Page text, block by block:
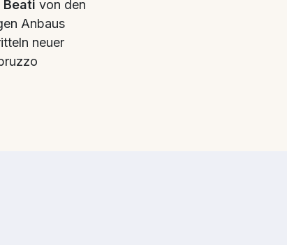
Beati von den
Anbaus
neuer